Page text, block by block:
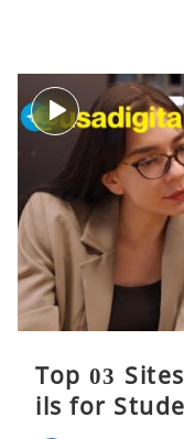
Top 03
ils for